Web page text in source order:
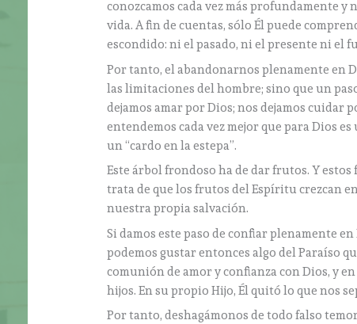
conozcamos cada vez más profundamente y
vida. A fin de cuentas, sólo Él puede
escondido: ni el pasado, ni el presente ni el
Por tanto, el abandonarnos plenamente en
las limitaciones del hombre; sino que un
dejamos amar por Dios; nos dejamos cuidar
entendemos cada vez mejor que para Dios
un “cardo en la estepa”.
Este árbol frondoso ha de dar frutos. Y
trata de que los frutos del Espíritu crezcan
nuestra propia salvación.
Si damos este paso de confiar plenamente
podemos gustar entonces algo del Paraíso
comunión de amor y confianza con Dios, y
hijos. En su propio Hijo, Él quitó lo que nos
Por tanto, deshagámonos de todo falso